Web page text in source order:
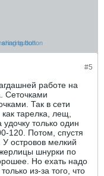
#5
работе на
Сеточками
Так в сети
тарелка, лещ,
только один
120. Потом, спустя
островов мелкий
шнурки по
Но ехать надо
из-за того, что